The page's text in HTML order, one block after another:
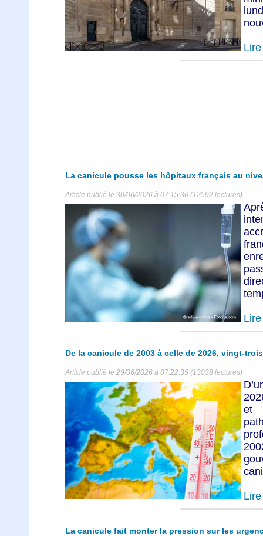
La canicule pousse les hôpitaux français au
Article publié le 30/06/2026 à 07:15:36 (12592 lectures)
De la canicule de 2003 à celle de 2026, vingt-
Article publié le 29/06/2026 à 07:22:35 (13038 lectures)
et
La canicule fait monter la pression sur les